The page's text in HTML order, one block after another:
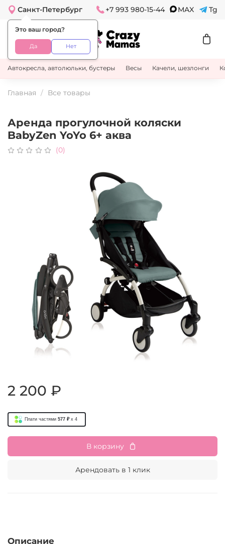
Санкт-Петербург +7 993 980-15-44 MAX Tg
Это ваш город?
Да Нет
Автокресла, автолюльки, бустеры Весы Качели, шезлонги
Главная Все товары
Аренда прогулочной коляски
BabyZen YoYo 6+ аква
(0)
2 200 ₽
Плати частями 577 ₽ x 4
В корзину
Арендовать в 1 клик
Описание